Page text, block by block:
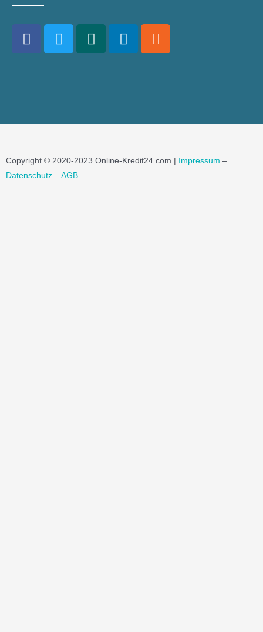
Copyright © 2020-2023 Online-Kredit24.com | Impressum –
Datenschutz – AGB